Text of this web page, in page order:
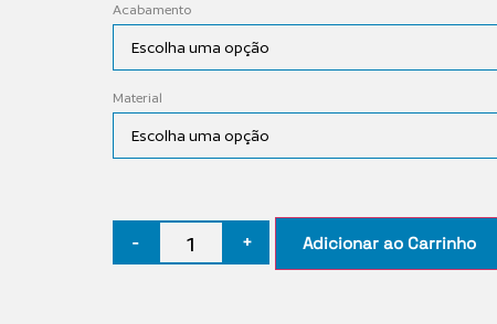
Acabamento
Material
- + Adicionar ao Carrinho